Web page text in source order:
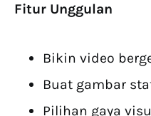
Fitur Unggulan
Bikin video
Buat gambar
Pilihan gaya